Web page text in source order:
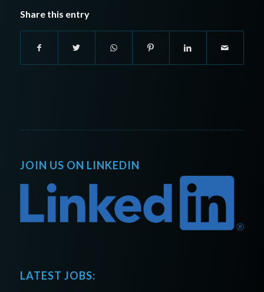
Share this entry
JOIN US ON LINKEDIN
LATEST JOBS: